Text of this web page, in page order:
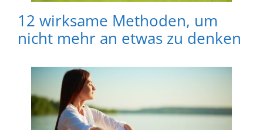
12 wirksame Methoden, um
nicht mehr an etwas zu denken